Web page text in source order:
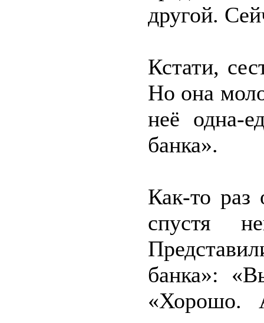
другой.
Кстати,
Но она
неё одна-
банка».
Как-то
спустя
банка»: